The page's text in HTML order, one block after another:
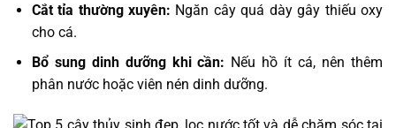
Cắt tỉa thường xuyên: Ngăn cây quá dày gây thiếu oxy
cho cá.
Bổ sung dinh dưỡng khi cần: Nếu hồ ít cá, nên thêm
phân nước hoặc viên nén dinh dưỡng.